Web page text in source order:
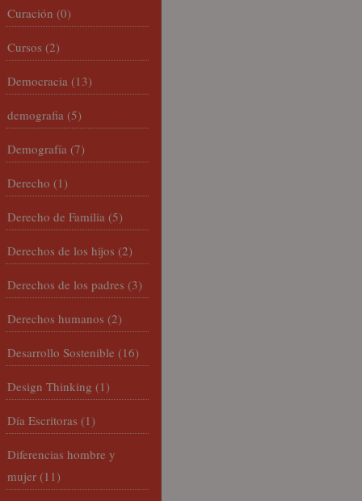
Curación (0)
Cursos (2)
Democracia (13)
demografia (5)
Demografía (7)
Derecho (1)
Derecho de Familia (5)
Derechos de los hijos (2)
Derechos de los padres (3)
Derechos humanos (2)
Desarrollo Sostenible (16)
Design Thinking (1)
Día Escritoras (1)
Diferencias hombre y
mujer (11)